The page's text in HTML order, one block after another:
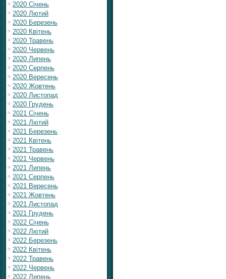
2020 Січень
2020 Лютий
2020 Березень
2020 Квітень
2020 Травень
2020 Червень
2020 Липень
2020 Серпень
2020 Вересень
2020 Жовтень
2020 Листопад
2020 Грудень
2021 Січень
2021 Лютий
2021 Березень
2021 Квітень
2021 Травень
2021 Червень
2021 Липень
2021 Серпень
2021 Вересень
2021 Жовтень
2021 Листопад
2021 Грудень
2022 Січень
2022 Лютий
2022 Березень
2022 Квітень
2022 Травень
2022 Червень
2022 Липень